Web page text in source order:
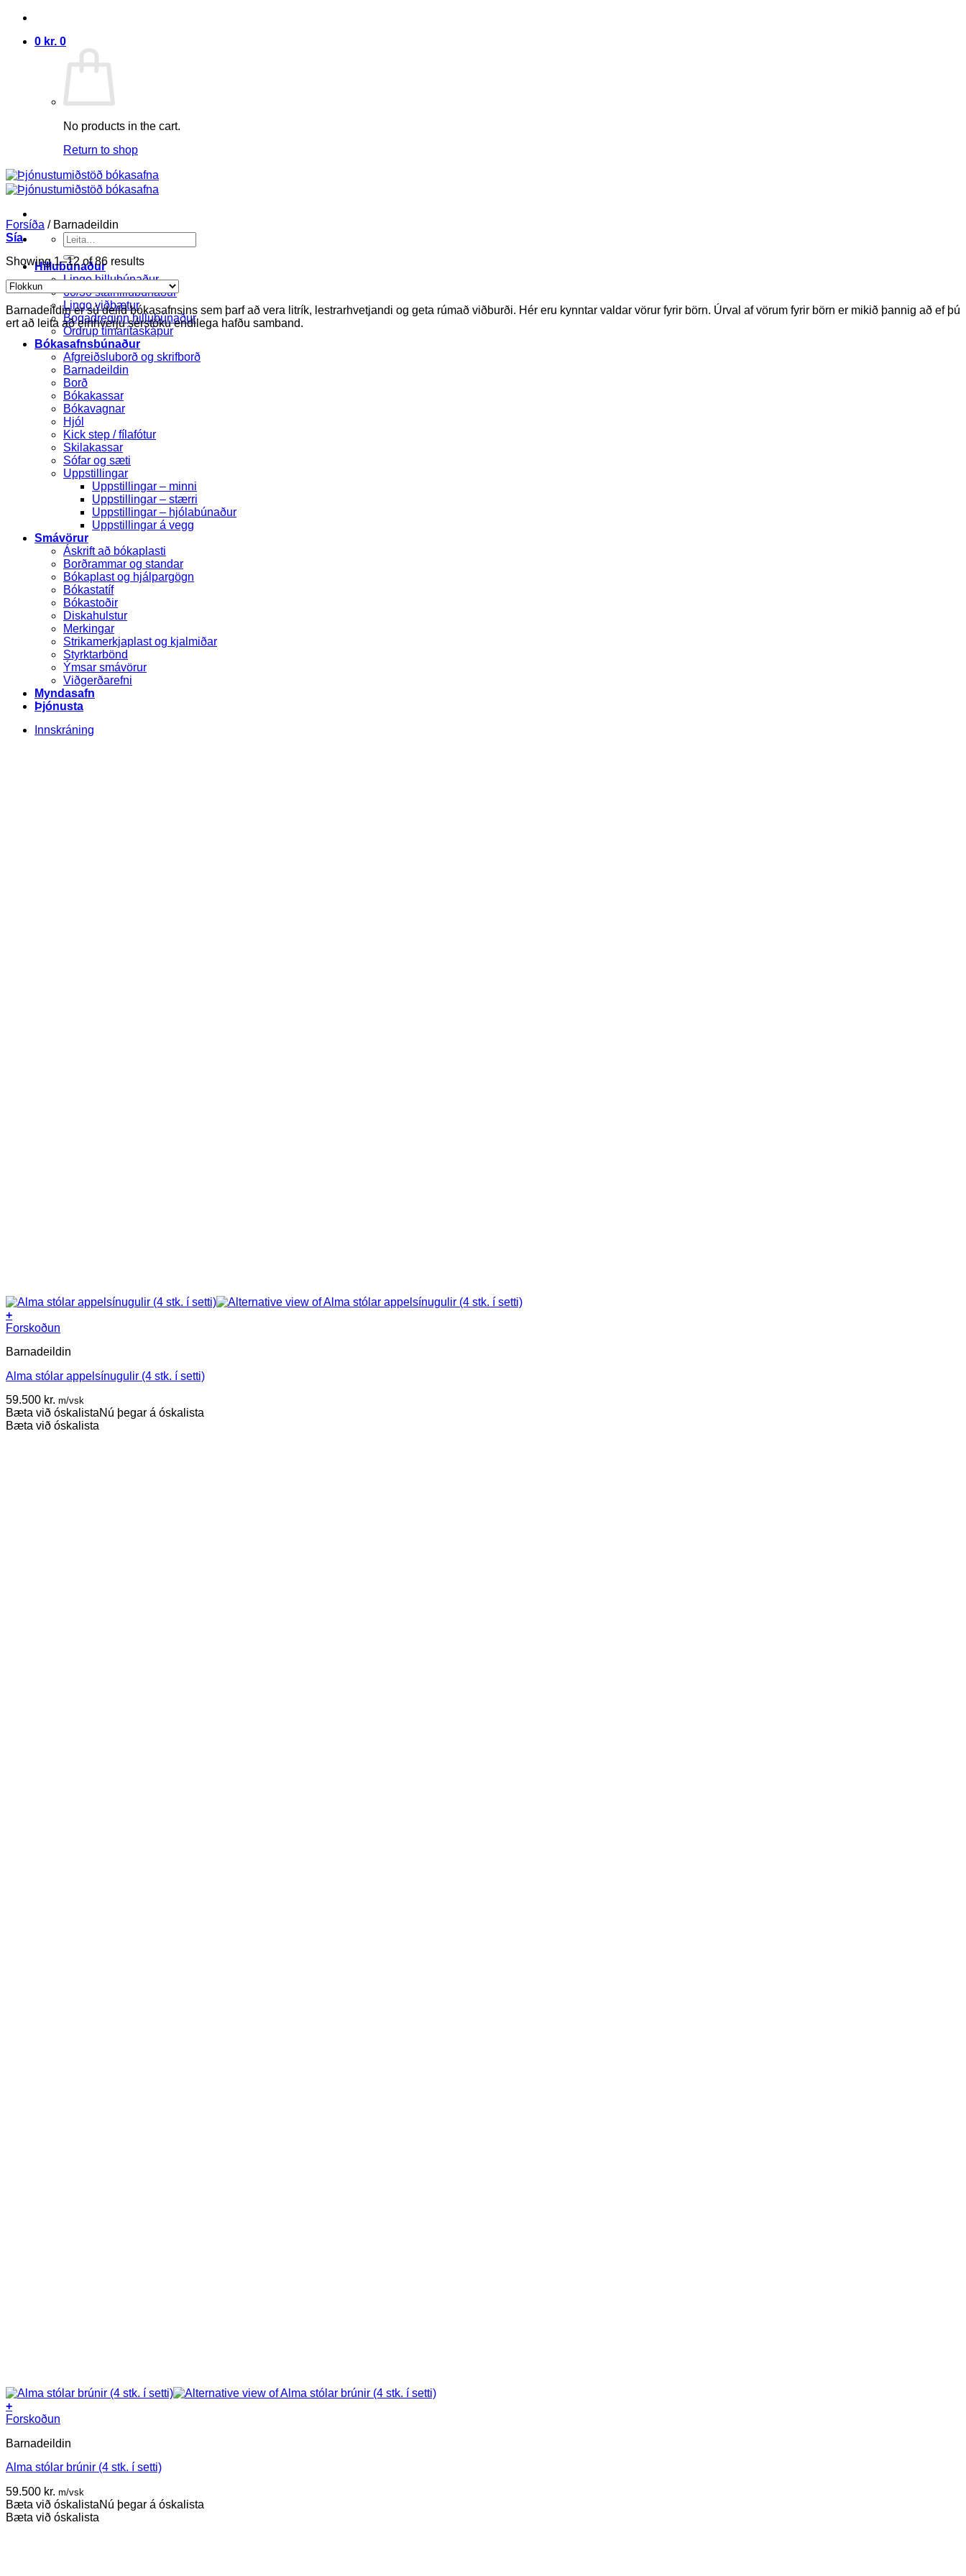
Skip
content
0 kr. 0
No products in the cart.
Return to shop
Search
for:
Hillubúnaður
Lingo hillubúnaður
60/30 stálhillubúnaður
Lingo viðbætur
Bogadreginn hillubúnaður
Ordrup tímaritaskápur
Bókasafnsbúnaður
Afgreiðsluborð og skrifborð
Barnadeildin
Borð
Bókakassar
Bókavagnar
Hjól
Kick step / fílafótur
Skilakassar
Sófar og sæti
Uppstillingar
Uppstillingar – minni
Uppstillingar – stærri
Uppstillingar – hjólabúnaður
Uppstillingar á vegg
Smávörur
Áskrift að bókaplasti
Borðrammar og standar
Bókaplast og hjálpargögn
Bókastatíf
Bókastoðir
Diskahulstur
Merkingar
Strikamerkjaplast og kjalmiðar
Styrktarbönd
Ýmsar smávörur
Viðgerðarefni
Myndasafn
Þjónusta
Innskráning
Forsíða /Barnadeildin
Sía
Showing 1–12 of 86 results
Barnadeildin er sú deild bókasafnsins sem þarf að vera litrík, lestrarhvetjandi og geta rúmað viðburði. Hér eru kynntar valdar vörur fyrir börn. Úrval af vörum fyrir börn er mikið þannig að ef þú
ert að leita að einhverju sérstöku endilega hafðu samband.
+
Forskoðun
Barnadeildin
Alma stólar appelsínugulir (4 stk. í setti)
59.500 kr. m/vsk
Bæta við óskalistaNú þegar á óskalista
Bæta við óskalista
+
Forskoðun
Barnadeildin
Alma stólar brúnir (4 stk. í setti)
59.500 kr. m/vsk
Bæta við óskalistaNú þegar á óskalista
Bæta við óskalista